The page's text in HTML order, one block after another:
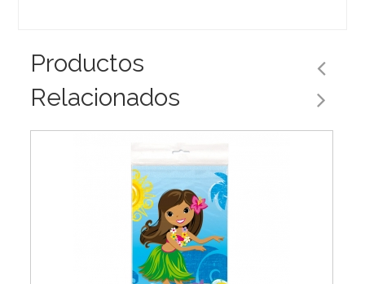
Productos
Relacionados